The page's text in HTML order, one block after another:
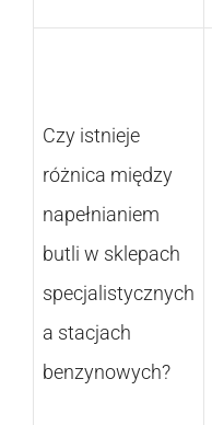
Czy istnieje
różnica między
napełnianiem
butli w sklepach
specjalistycznych
a stacjach
benzynowych?